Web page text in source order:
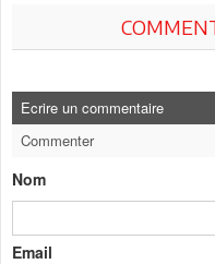
Ecrire un commentaire
Commenter
Nom
Email